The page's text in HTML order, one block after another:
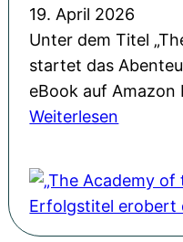
19. April 2026
Unter dem Titel
startet das
eBook auf
Weiterlesen
h
e